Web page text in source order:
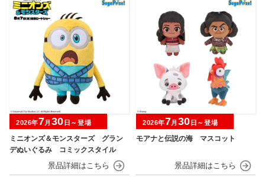
ミニオンズ＆モンスターズ グラン
デぬいぐるみ コミックスタイル
2026年7月 30 日～登場
モアナと伝説の海 マスコット
2026年7月 30 日～登場